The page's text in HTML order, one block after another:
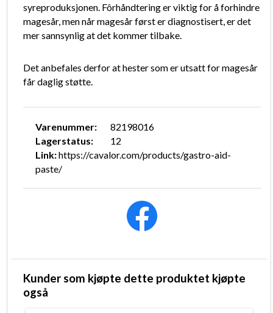
Varenummer:
82198016
Lagerstatus:
12
Link:https://cavalor.com/products/gastro-aid-
paste/
syreproduksjonen. Fôrhåndtering er viktig for å forhindre
magesår, men når magesår først er diagnostisert, er det
mer sannsynlig at det kommer tilbake.
Det anbefales derfor at hester som er utsatt for magesår
får daglig støtte.
Kunder som kjøpte dette produktet kjøpte
også